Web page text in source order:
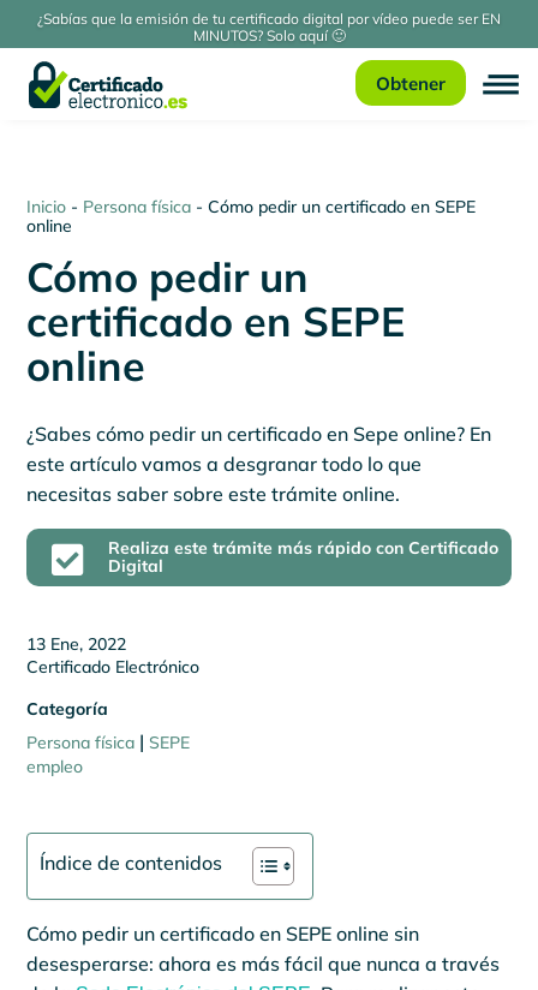
¿Sabías que la emisión de tu certificado digital por vídeo puede ser EN
MINUTOS? Solo aquí 🙂
Obtener
Inicio - Persona física -Cómo pedir un certificado en SEPE
online
Cómo pedir un
certificado en SEPE
online
¿Sabes cómo pedir un certificado en Sepe online? En
este artículo vamos a desgranar todo lo que
necesitas saber sobre este trámite online.

Realiza este trámite más rápido con Certificado
Digital
13 Ene, 2022
Certificado Electrónico
Categoría
Persona física |SEPE
empleo
Índice de contenidos
Cómo pedir un certificado en SEPE online sin
desesperarse: ahora es más fácil que nunca a través